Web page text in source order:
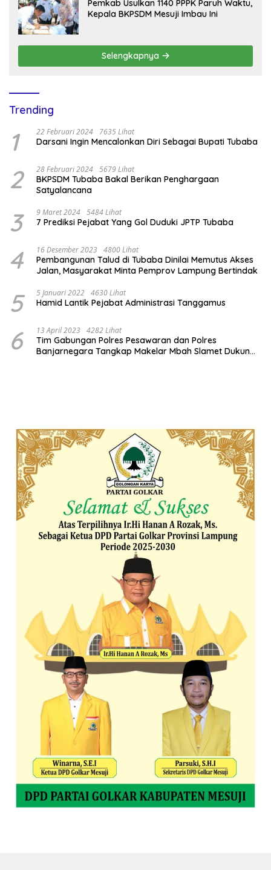
Pemkab Usulkan 1140 PPPK Paruh Waktu,
Kepala BKPSDM Mesuji Imbau Ini
Selengkapnya
Trending
1 22 Februari 2024 7635 Lihat
Darsani Ingin Mencalonkan Diri Sebagai Bupati Tubaba
2 28 Februari 2024 5679 Lihat
BKPSDM Tubaba Bakal Berikan Penghargaan
Satyalancana
3 9 Maret 2024 5484 Lihat
7 Prediksi Pejabat Yang Gol Duduki JPTP Tubaba
4 16 Desember 2023 4800 Lihat
Pembangunan Talud di Tubaba Dinilai Memutus Akses
Jalan, Masyarakat Minta Pemprov Lampung Bertindak
5 5 Januari 2022 4630 Lihat
Hamid Lantik Pejabat Administrasi Tanggamus
6 13 April 2023 4282 Lihat
Tim Gabungan Polres Pesawaran dan Polres
Banjarnegara Tangkap Makelar Mbah Slamet Dukun